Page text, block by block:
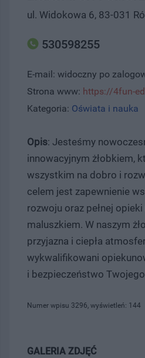
ul. Widokowa 6, 83-031
530598255
E-mail: widoczny po
Strona www: https://4fun-
Kategoria: Oświata i nauka
Opis: Jesteśmy
innowacyjnym żłobkiem,
wszystkim na dobro i
celem jest zapewnienie
rozwoju oraz pełnej
maluszkiem. W naszym
przyjazna i ciepła
wykwalifikowani
i bezpieczeństwo
Numer wpisu 3296, wyświetleń: 144
GALERIA ZDJĘĆ